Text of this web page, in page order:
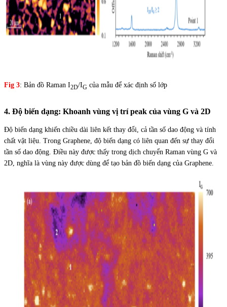
Fig 3: Bản đồ Raman I2D/IG của mẫu để xác định số lớp
4. Độ biến dạng: Khoanh vùng vị trí peak của vùng G và 2D
Độ biến dạng khiến chiều dài liên kết thay đổi, cả tần số dao động và tính
chất vật liệu. Trong Graphene, độ biến dạng có liên quan đến sự thay đổi
tần số dao động. Điều này được thấy trong dịch chuyển Raman vùng G và
2D, nghĩa là vùng này được dùng để tạo bản đồ biến dạng của Graphene.